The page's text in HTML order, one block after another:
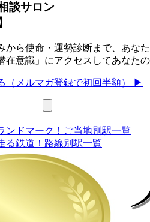
談サロン
から使命・運勢診断まで、あな
在意識」にアクセスしてあなた
（メルマガ登録で初回半額） ▶